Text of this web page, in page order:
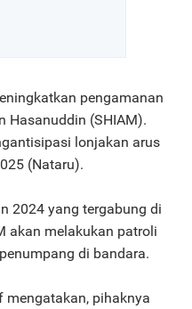
pengamanan
Hasanuddin (SHIAM).
lonjakan arus
(Nataru).
2024 yang tergabung di
akan melakukan patroli
di bandara.
mengatakan, pihaknya